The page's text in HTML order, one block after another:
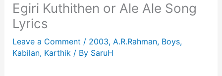
Egiri Kuthithen or Ale Ale Song
Lyrics
Leave a Comment / 2003, A.R.Rahman, Boys,
Kabilan, Karthik/ By SaruH